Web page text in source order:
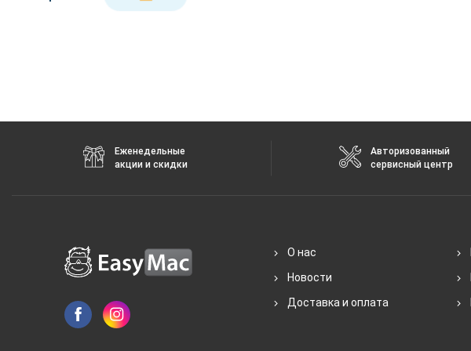
Еженедельные
акции и скидки
Авторизованный
сервисный центр
О нас
Новости
Доставка и оплата